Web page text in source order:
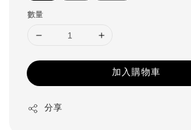
數量
加入購物車
分享